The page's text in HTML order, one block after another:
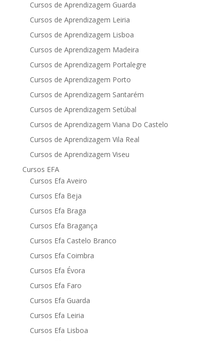
Cursos de Aprendizagem Guarda
Cursos de Aprendizagem Leiria
Cursos de Aprendizagem Lisboa
Cursos de Aprendizagem Madeira
Cursos de Aprendizagem Portalegre
Cursos de Aprendizagem Porto
Cursos de Aprendizagem Santarém
Cursos de Aprendizagem Setúbal
Cursos de Aprendizagem Viana Do Castelo
Cursos de Aprendizagem Vila Real
Cursos de Aprendizagem Viseu
Cursos EFA
Cursos Efa Aveiro
Cursos Efa Beja
Cursos Efa Braga
Cursos Efa Bragança
Cursos Efa Castelo Branco
Cursos Efa Coimbra
Cursos Efa Évora
Cursos Efa Faro
Cursos Efa Guarda
Cursos Efa Leiria
Cursos Efa Lisboa